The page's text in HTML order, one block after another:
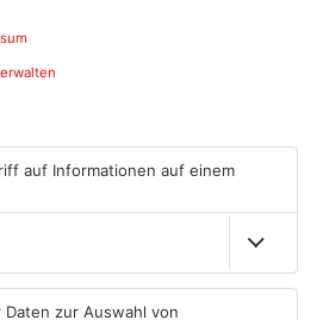
Großwallstadt gewinnt den
Untermain-Cup